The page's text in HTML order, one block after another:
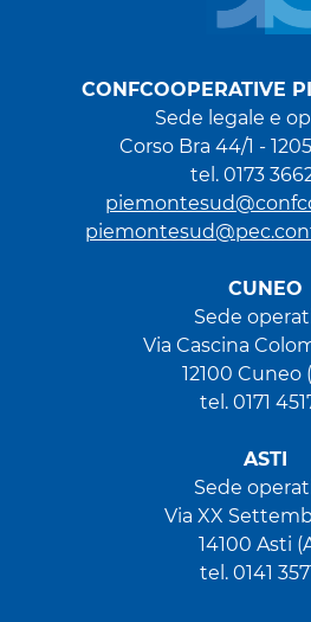
CONFCOOPERATIVE
Sede legale e
Corso Bra 44/1 -
tel. 0173
CUNEO
Sede
Via Cascina
12100 Cuneo
tel. 0171
ASTI
Sede
Via XX
14100 Asti
tel. 0141